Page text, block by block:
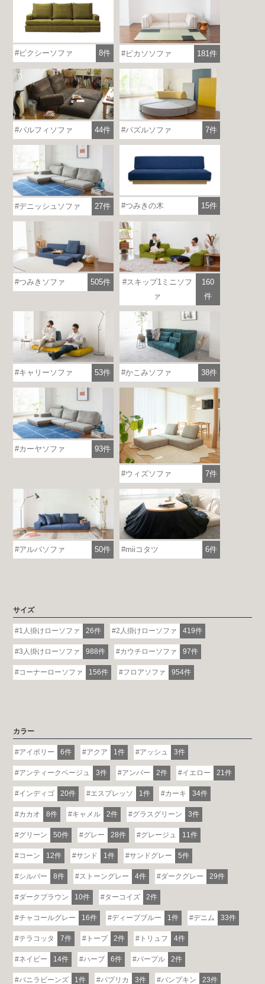
各地で出張ショールームを開催！
この機会にHAREMのソファをお試しくだ
さい。
※一部日時は予約制
詳しくはこちら
ピクシーソファ 8件 ピカソソファ 181件
パルフィソファ 44件 パズルソファ 7件
デニッシュソファ 27件 つみきの木 15件
つみきソファ 505件
スキップ1ミニソフ
ァ
160
件
キャリーソファ 53件 かこみソファ 38件
カーヤソファ 93件
ウィズソファ 7件
アルバソファ 50件 miiコタツ 6件
サイズ
1人掛けローソファ 26件 2人掛けローソファ 419件
3人掛けローソファ 988件 カウチローソファ 97件
コーナーローソファ 156件 フロアソファ 954件
カラー
アイボリー 6件 アクア 1件 アッシュ 3件
アンティークベージュ 3件 アンバー 2件 イエロー 21件
インディゴ 20件 エスプレッソ 1件 カーキ 34件
カカオ 8件 キャメル 2件 グラスグリーン 3件
グリーン 50件 グレー 28件 グレージュ 11件
コーン 12件 サンド 1件 サンドグレー 5件
シルバー 8件 ストーングレー 4件 ダークグレー 29件
ダークブラウン 10件 ターコイズ 2件
チャコールグレー 16件 ディープブルー 1件 デニム 33件
テラコッタ 7件 トープ 2件 トリュフ 4件
ネイビー 14件 ハーブ 6件 パープル 2件
バニラビーンズ 1件 パプリカ 3件 パンプキン 23件